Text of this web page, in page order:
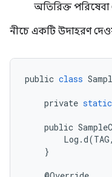
অতিরিক্ত
নীচে একটি উদাহরণ
public class
private static
public
Log .d(TAG,
}